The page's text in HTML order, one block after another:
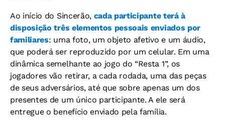
Ao início do Sincerão, cada participante terá à
disposição três elementos pessoais enviados por
familiares: uma foto, um objeto afetivo e um áudio,
que poderá ser reproduzido por um celular. Em uma
dinâmica semelhante ao jogo do “Resta 1”, os
jogadores vão retirar, a cada rodada, uma das peças
de seus adversários, até que sobre apenas um dos
presentes de um único participante. A ele será
entregue o benefício enviado pela família.